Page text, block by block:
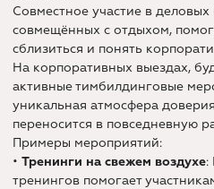
Совместное участие в
совмещённых с отдыхом,
сблизиться и понять
На корпоративных выездах,
активные тимбилдинговые
уникальная атмосфера
переносится в повседневную
Примеры мероприятий:
• Тренинги на свежем воздухе:
тренингов помогает